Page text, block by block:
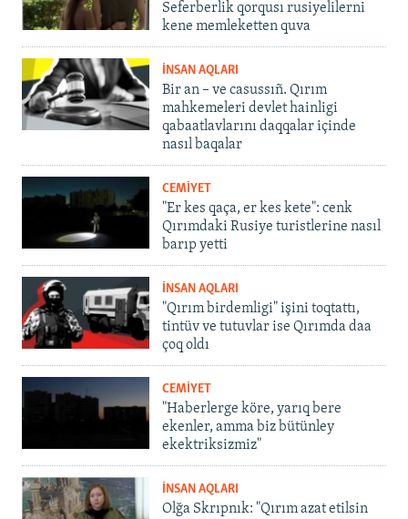
Seferberlik qorqusı rusiyelilerni
kene memleketten quva
İNSAN AQLARI
Bir an – ve casussıñ. Qırım
mahkemeleri devlet hainligi
qabaatlavlarını daqqalar içinde
nasıl baqalar
CEMİYET
"Er kes qaça, er kes kete": cenk
Qırımdaki Rusiye turistlerine nasıl
barıp yetti
İNSAN AQLARI
"Qırım birdemligi" işini toqtattı,
tintüv ve tutuvlar ise Qırımda daa
çoq oldı
CEMİYET
"Haberlerge köre, yarıq bere
ekenler, amma biz bütünley
ekektriksizmiz"
İNSAN AQLARI
Olğa Skrıpnık: "Qırım azat etilsin